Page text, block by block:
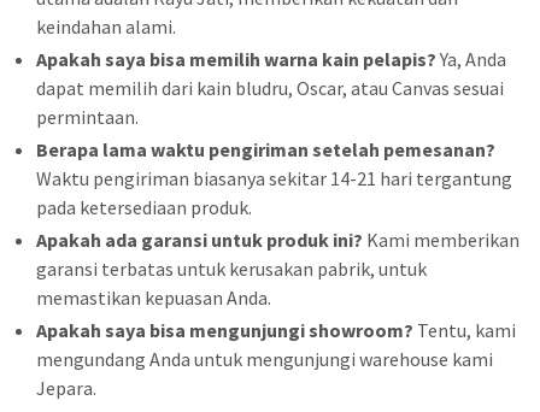
keindahan alami.
Apakah saya bisa memilih warna kain pelapis?Ya, Anda
dapat memilih dari kain bludru, Oscar, atau Canvas sesuai
permintaan.
Berapa lama waktu pengiriman setelah pemesanan?
Waktu pengiriman biasanya sekitar 14-21 hari tergantung
pada ketersediaan produk.
Apakah ada garansi untuk produk ini? Kami memberikan
garansi terbatas untuk kerusakan pabrik, untuk
memastikan kepuasan Anda.
Apakah saya bisa mengunjungi showroom? Tentu, kami
mengundang Anda untuk mengunjungi warehouse kami
Jepara.